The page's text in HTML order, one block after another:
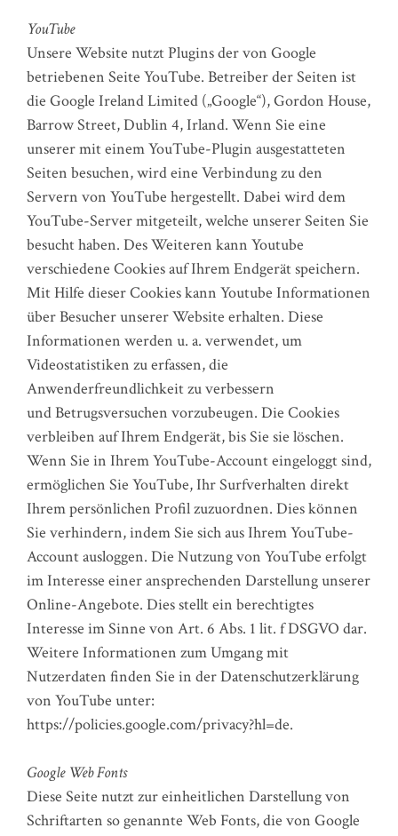
YouTube
Unsere Website nutzt Plugins der von Google
betriebenen Seite YouTube. Betreiber der Seiten ist
die Google Ireland Limited („Google“), Gordon House,
Barrow Street, Dublin 4, Irland. Wenn Sie eine
unserer mit einem YouTube-Plugin ausgestatteten
Seiten besuchen, wird eine Verbindung zu den
Servern von YouTube hergestellt. Dabei wird dem
YouTube-Server mitgeteilt, welche unserer Seiten Sie
besucht haben. Des Weiteren kann Youtube
verschiedene Cookies auf Ihrem Endgerät speichern.
Mit Hilfe dieser Cookies kann Youtube Informationen
über Besucher unserer Website erhalten. Diese
Informationen werden u. a. verwendet, um
Videostatistiken zu erfassen, die
Anwenderfreundlichkeit zu verbessern
und Betrugsversuchen vorzubeugen. Die Cookies
verbleiben auf Ihrem Endgerät, bis Sie sie löschen.
Wenn Sie in Ihrem YouTube-Account eingeloggt sind,
ermöglichen Sie YouTube, Ihr Surfverhalten direkt
Ihrem persönlichen Profil zuzuordnen. Dies können
Sie verhindern, indem Sie sich aus Ihrem YouTube-
Account ausloggen. Die Nutzung von YouTube erfolgt
im Interesse einer ansprechenden Darstellung unserer
Online-Angebote. Dies stellt ein berechtigtes
Interesse im Sinne von Art. 6 Abs. 1 lit. f DSGVO dar.
Weitere Informationen zum Umgang mit
Nutzerdaten finden Sie in der Datenschutzerklärung
von YouTube unter:
https://policies.google.com/privacy?hl=de.
Google Web Fonts
Diese Seite nutzt zur einheitlichen Darstellung von
Schriftarten so genannte Web Fonts, die von Google